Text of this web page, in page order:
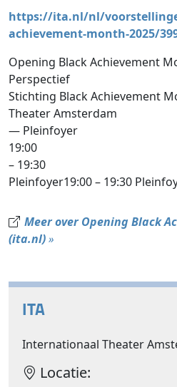
https://ita.nl/nl/
achievement-month-2025/
Opening Black Achievement
Perspectief
Stichting Black Achievement
Theater Amsterdam
— Pleinfoyer
19:00
– 19:30
Pleinfoyer19:00 – 19:30
Meer over Opening Black
(ita.nl)»
ITA
Internationaal Theater
Locatie: